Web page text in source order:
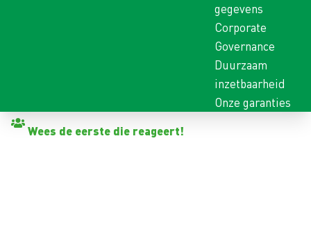
gegevens
Corporate
Governance
Duurzaam
inzetbaarheid
Onze garanties
Wees de eerste die reageert!